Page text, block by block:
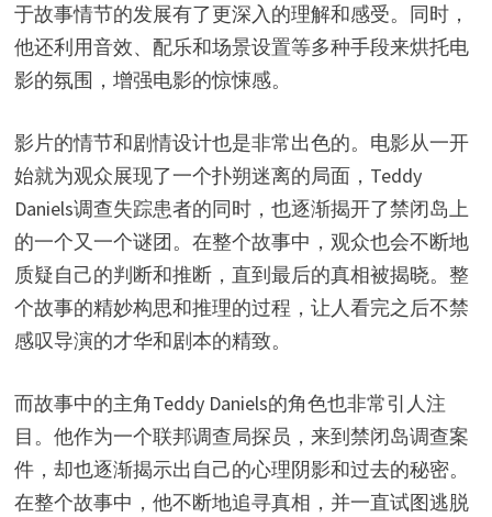
于故事情节的发展有了更深入的理解和感受。同时，
他还利用音效、配乐和场景设置等多种手段来烘托电
影的氛围，增强电影的惊悚感。
影片的情节和剧情设计也是非常出色的。电影从一开
始就为观众展现了一个扑朔迷离的局面，Teddy
Daniels调查失踪患者的同时，也逐渐揭开了禁闭岛上
的一个又一个谜团。在整个故事中，观众也会不断地
质疑自己的判断和推断，直到最后的真相被揭晓。整
个故事的精妙构思和推理的过程，让人看完之后不禁
感叹导演的才华和剧本的精致。
而故事中的主角Teddy Daniels的角色也非常引人注
目。他作为一个联邦调查局探员，来到禁闭岛调查案
件，却也逐渐揭示出自己的心理阴影和过去的秘密。
在整个故事中，他不断地追寻真相，并一直试图逃脱